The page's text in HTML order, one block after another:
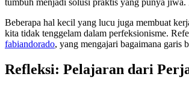
tumbuh menjadi solusi praktis yang punya
Beberapa hal kecil yang lucu juga membuat
kita tidak tenggelam dalam perfeksionisme.
fabiandorado, yang mengajari bagaimana garis
Refleksi: Pelajaran dari